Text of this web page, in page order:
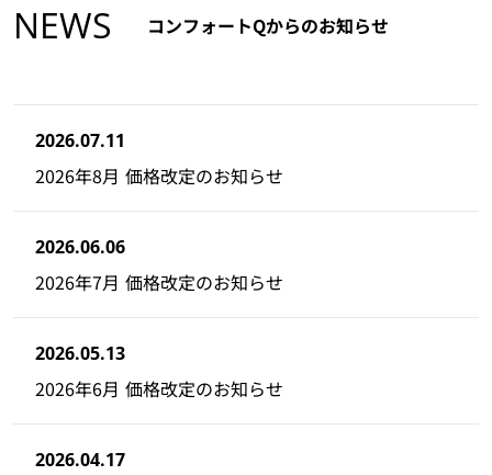
NEWS コンフォートQからのお知らせ
2026.07.11
2026年8月 価格改定のお知らせ
2026.06.06
2026年7月 価格改定のお知らせ
2026.05.13
2026年6月 価格改定のお知らせ
2026.04.17